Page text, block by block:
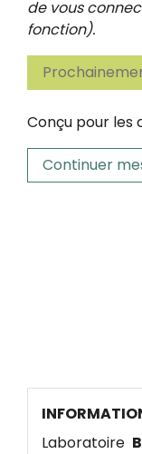
de vous
fonction).
Conçu pour les
Continuer
Laboratoire